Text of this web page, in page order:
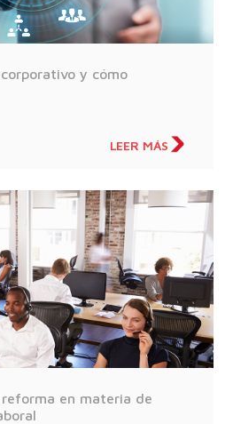
y cómo
LEER MÁS
en materia de